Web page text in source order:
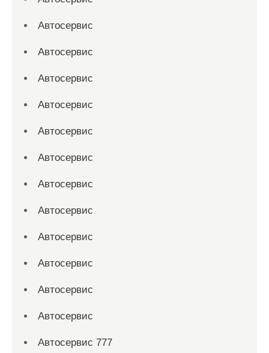
Автосервис
Автосервис
Автосервис
Автосервис
Автосервис
Автосервис
Автосервис
Автосервис
Автосервис
Автосервис
Автосервис
Автосервис
Автосервис 777